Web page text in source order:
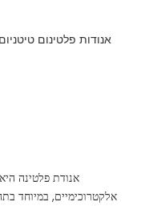
אנודת פלטינה
אלקטרוכימיים, במיוחד